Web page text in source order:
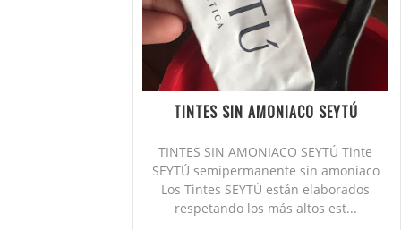
TINTES SIN AMONIACO SEYTÚ
TINTES SIN AMONIACO SEYTÚ Tinte
SEYTÚ semipermanente sin amoniaco
Los Tintes SEYTÚ están elaborados
respetando los más altos est...